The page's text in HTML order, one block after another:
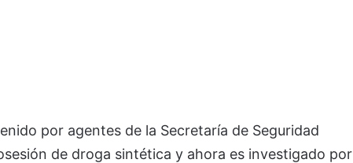
por agentes de la Secretaría de Seguridad
de droga sintética y ahora es investigado por